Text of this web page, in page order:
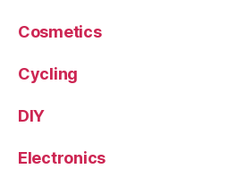
Cosmetics
Cycling
DIY
Electronics